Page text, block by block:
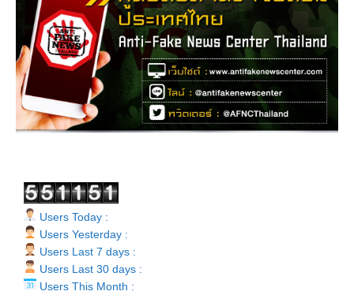
Users Today :
Users Yesterday :
Users Last 7 days :
Users Last 30 days :
Users This Month :